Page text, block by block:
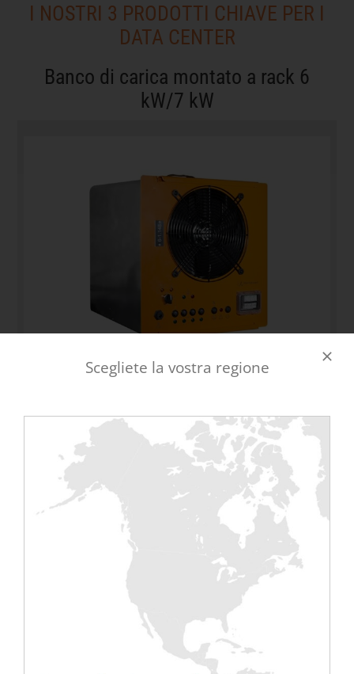
I NOSTRI 3 PRODOTTI CHIAVE PER I
DATA CENTER
Banco di carica montato a rack 6
kW/7 kW
TTY integrato per passare dal canale A al canale B senza
dover scollegare e ricollegare i cavi;
Condivisione del carico 50/50(50% canale A, 50% canale
B) per la compatibilità con le infrastrutture elettriche di
tipo “2N”;
Delta T
basso(regolabile) per essere il più vicino possibile
alle condizioni reali dell’ambiente in funzione.
Caratteristiche
Feedback delle misure
(P/U/I/Delta T) grazie al software
di supervisione dei nostri banchi di carico collegati per
dare valore aggiunto ai vostri test;
Controllo remoto di fino a 200 banchi di carico
Scegliete la vostra regione